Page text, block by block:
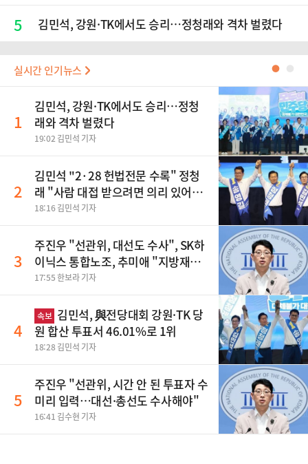
5 김민석, 강원·TK에서도 승리…정청래와 격차 벌렸다
실시간 인기뉴스 ●
1
김민석, 강원·TK에서도 승리…정청
래와 격차 벌렸다
19:02 김민석 기자
2
김민석 "2·28 헌법전문 수록" 정청
래 "사람 대접 받으려면 의리 있어야"
송영길 "조국혁신당 합당 반대"
18:16 김민석 기자
3
주진우 "선관위, 대선도 수사", SK하
이닉스 통합노조, 추미애 "지방재정
바꿔야", 세제개편 이달 정리 등
17:55 한보라 기자
4
속보 김민석, 與전당대회 강원·TK 당
원 합산 투표서 46.01%로 1위
18:28 김민석 기자
5
주진우 "선관위, 시간 안 된 투표자 수
미리 입력…대선·총선도 수사해야"
16:41 김수현 기자